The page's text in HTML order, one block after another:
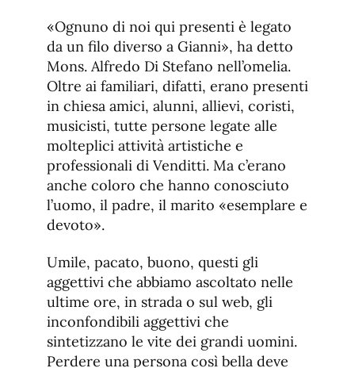
«Ognuno di noi qui presenti è legato
da un filo diverso a Gianni», ha detto
Mons. Alfredo Di Stefano nell’omelia.
Oltre ai familiari, difatti, erano presenti
in chiesa amici, alunni, allievi, coristi,
musicisti, tutte persone legate alle
molteplici attività artistiche e
professionali di Venditti. Ma c’erano
anche coloro che hanno conosciuto
l’uomo, il padre, il marito «esemplare e
devoto».
Umile, pacato, buono, questi gli
aggettivi che abbiamo ascoltato nelle
ultime ore, in strada o sul web, gli
inconfondibili aggettivi che
sintetizzano le vite dei grandi uomini.
Perdere una persona così bella deve